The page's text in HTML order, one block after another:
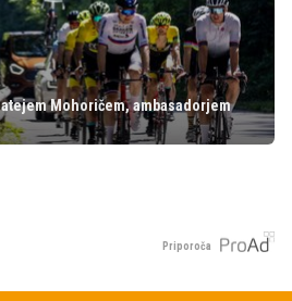
Mohoričem, ambasadorjem
Priporoča